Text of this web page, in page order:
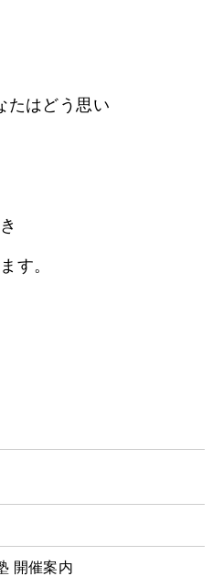
たはどう思い
す。
開催案内